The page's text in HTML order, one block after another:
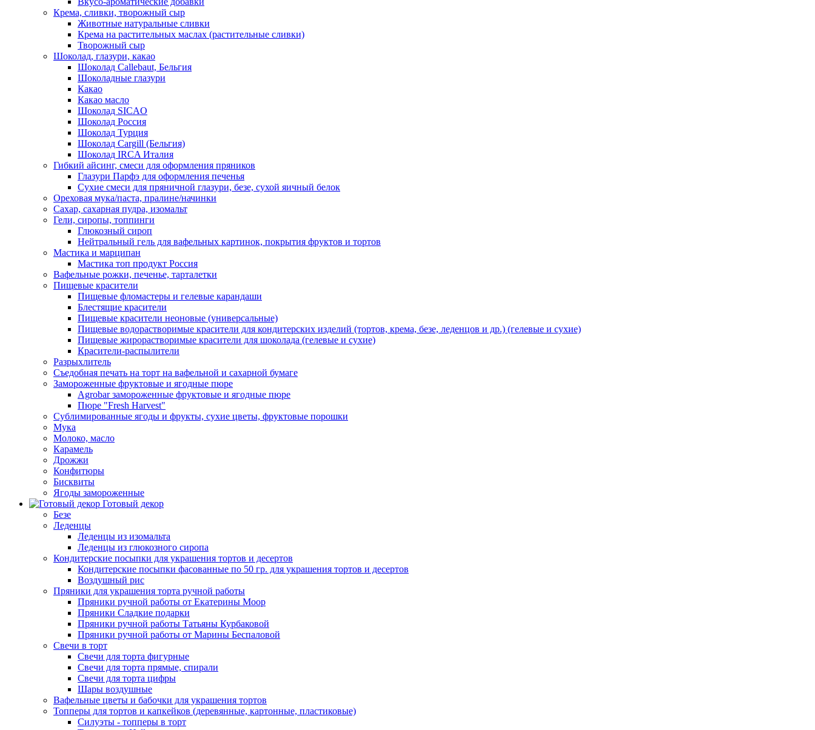
Крема, сливки, творожный сыр
Животные натуральные сливки
Крема на растительных маслах (растительные сливки)
Творожный сыр
Шоколад, глазури, какао
Шоколад Callebaut, Бельгия
Шоколадные глазури
Какао
Какао масло
Шоколад SICAO
Шоколад Россия
Шоколад Турция
Шоколад Cargill (Бельгия)
Шоколад IRCA Италия
Гибкий айсинг, смеси для оформления пряников
Глазури Парфэ для оформления печенья
Сухие смеси для пряничной глазури, безе, сухой яичный белок
Ореховая мука/паста, пралине/начинки
Сахар, сахарная пудра, изомальт
Гели, сиропы, топпинги
Глюкозный сироп
Нейтральный гель для вафельных картинок, покрытия фруктов и тортов
Мастика и марципан
Мастика топ продукт Россия
Вафельные рожки, печенье, тарталетки
Пищевые красители
Пищевые фломастеры и гелевые карандаши
Блестящие красители
Пищевые красители неоновые (универсальные)
Пищевые водорастворимые красители для кондитерских изделий (тортов, крема, безе, леденцов и др.) (гелевые и сухие)
Пищевые жирорастворимые красители для шоколада (гелевые и сухие)
Красители-распылители
Разрыхлитель
Съедобная печать на торт на вафельной и сахарной бумаге
Замороженные фруктовые и ягодные пюре
Agrobar замороженные фруктовые и ягодные пюре
Пюре "Fresh Harvest"
Сублимированные ягоды и фрукты, сухие цветы, фруктовые порошки
Мука
Молоко, масло
Карамель
Дрожжи
Конфитюры
Бисквиты
Ягоды замороженные
Готовый декор
Безе
Леденцы
Леденцы из изомальта
Леденцы из глюкозного сиропа
Кондитерские посыпки для украшения тортов и десертов
Кондитерские посыпки фасованные по 50 гр. для украшения тортов и десертов
Воздушный рис
Пряники для украшения торта ручной работы
Пряники ручной работы от Екатерины Моор
Пряники Сладкие подарки
Пряники ручной работы Татьяны Курбаковой
Пряники ручной работы от Марины Беспаловой
Свечи в торт
Свечи для торта фигурные
Свечи для торта прямые, спирали
Свечи для торта цифры
Шары воздушные
Вафельные цветы и бабочки для украшения тортов
Топперы для тортов и капкейков (деревянные, картонные, пластиковые)
Силуэты - топперы в торт